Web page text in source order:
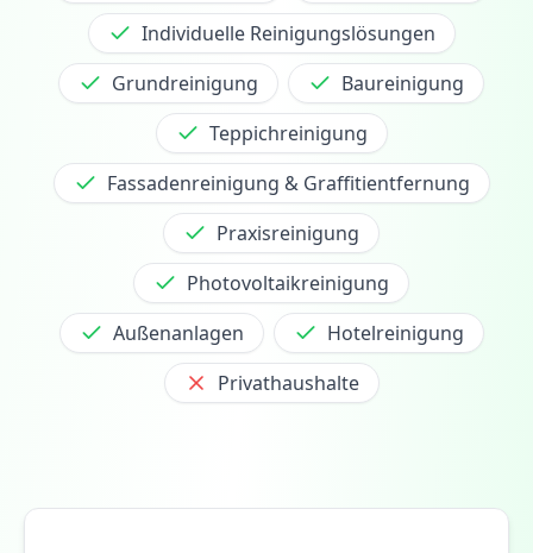
Individuelle Reinigungslösungen
Grundreinigung
Baureinigung
Teppichreinigung
Fassadenreinigung & Graffitientfernung
Praxisreinigung
Photovoltaikreinigung
Außenanlagen
Hotelreinigung
Privathaushalte